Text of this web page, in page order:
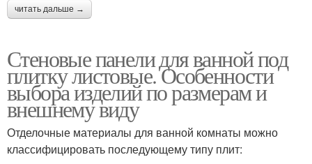
читать дальше →
Стеновые панели для ванной под
плитку листовые. Особенности
выбора изделий по размерам и
внешнему виду
Отделочные материалы для ванной комнаты можно
классифицировать последующему типу плит: